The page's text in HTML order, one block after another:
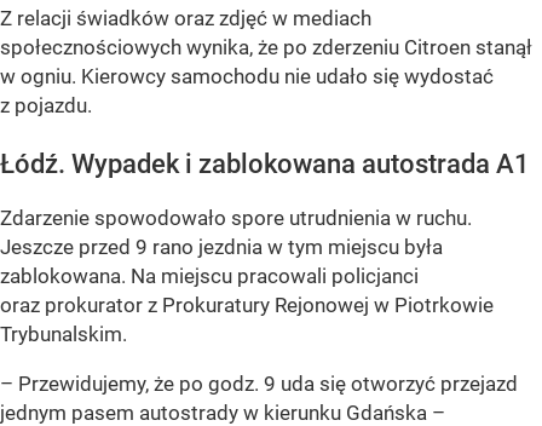
Z relacji świadków oraz zdjęć w mediach
społecznościowych wynika, że po zderzeniu Citroen stanął
w ogniu. Kierowcy samochodu nie udało się wydostać
z pojazdu.
Łódź. Wypadek i zablokowana autostrada A1
Zdarzenie spowodowało spore utrudnienia w ruchu.
Jeszcze przed 9 rano jezdnia w tym miejscu była
zablokowana. Na miejscu pracowali policjanci
oraz prokurator z Prokuratury Rejonowej w Piotrkowie
Trybunalskim.
– Przewidujemy, że po godz. 9 uda się otworzyć przejazd
jednym pasem autostrady w kierunku Gdańska –